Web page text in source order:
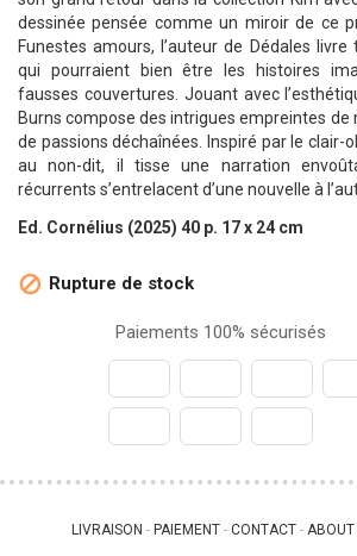
dessinée pensée comme un miroir de ce
Funestes amours, l’auteur de Dédales
qui pourraient bien être les histoires
fausses couvertures. Jouant avec
Burns compose des intrigues empreintes
de passions déchaînées. Inspiré par le clair-
au non-dit, il tisse une narration
récurrents s’entrelacent d’une nouvelle à
Ed. Cornélius (2025) 40 p. 17 x 24 cm
 Rupture de stock
Paiements 100% sécurisés
LIVRAISON - PAIEMENT - CONTACT - ABOUT